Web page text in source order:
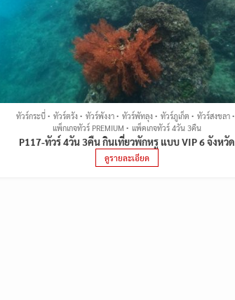
ทัวร์กระบี่ ทัวร์ตรัง ทัวร์พังงา ทัวร์พัทลุง ทัวร์ภูเก็ต
ทัวร์สงขลา
แพ็กเกจทัวร์ PREMIUM
แพ็คเกจทัวร์ 4วัน 3คืน
P117-ทัวร์ 4วัน 3คืน กินเที่ยวพักหรู แบบ VIP 6 จังหวัด
ดูรายละเอียด